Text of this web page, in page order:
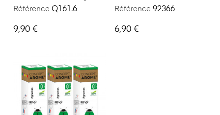
Référence Q161.6
9,90 €
Liquide Premium Saveur
Référence 92366
6,90 €